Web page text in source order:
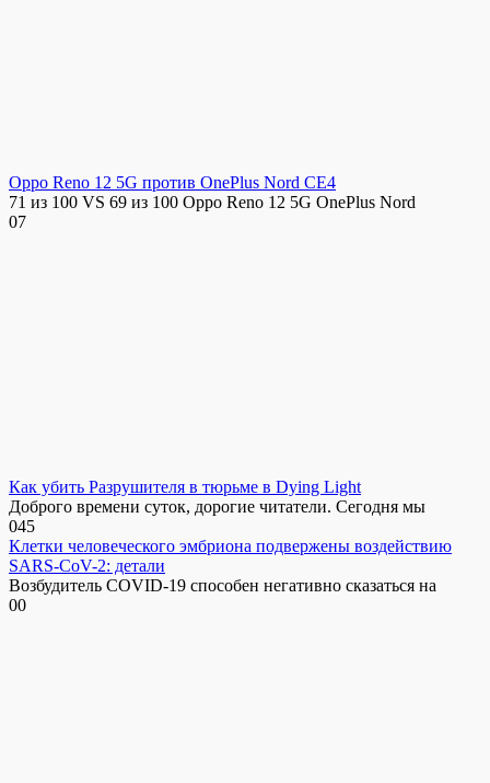
Oppo Reno 12 5G против OnePlus Nord CE4
71 из 100 VS 69 из 100 Oppo Reno 12 5G OnePlus Nord
07
Как убить Разрушителя в тюрьме в Dying Light
Доброго времени суток, дорогие читатели. Сегодня мы
045
Клетки человеческого эмбриона подвержены воздействию
SARS-CoV-2: детали
Возбудитель COVID-19 способен негативно сказаться на
00